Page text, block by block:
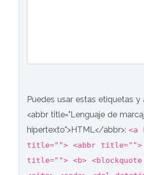
Puedes usar estas etiquetas y
<abbr title="Lenguaje de
hipertexto">HTML</abbr>:<a
title=""> <abbr title="">
title=""> <b>